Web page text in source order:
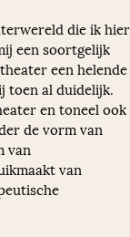
die ik hier
een soortgelijk
een helende
toen al duidelijk.
en toneel ook
de vorm van
van
van